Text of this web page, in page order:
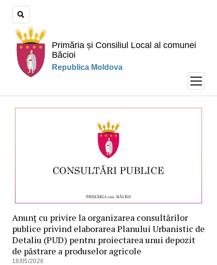
Primăria și Consiliul Local al comunei
Băcioi
Republica Moldova
open
menu
Anunț cu privire la organizarea consultărilor
publice privind elaborarea Planului Urbanistic de
Detaliu (PUD) pentru proiectarea unui depozit
de păstrare a produselor agricole
18/05/2026